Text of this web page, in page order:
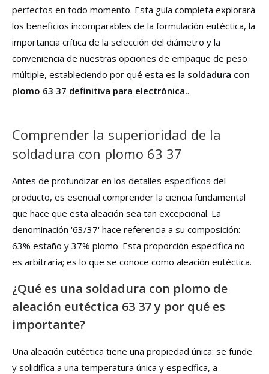
perfectos en todo momento. Esta guía completa explorará
los beneficios incomparables de la formulación eutéctica, la
importancia crítica de la selección del diámetro y la
conveniencia de nuestras opciones de empaque de peso
múltiple, estableciendo por qué esta es la soldadura con
plomo 63 37 definitiva para electrónica..
Comprender la superioridad de la
soldadura con plomo 63 37
Antes de profundizar en los detalles específicos del
producto, es esencial comprender la ciencia fundamental
que hace que esta aleación sea tan excepcional. La
denominación '63/37' hace referencia a su composición:
63% estaño y 37% plomo. Esta proporción específica no
es arbitraria; es lo que se conoce como aleación eutéctica.
¿Qué es una soldadura con plomo de
aleación eutéctica 63 37 y por qué es
importante?
Una aleación eutéctica tiene una propiedad única: se funde
y solidifica a una temperatura única y específica, a